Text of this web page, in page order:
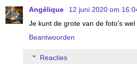
Angélique
12 juni 2020 om
Je kunt de grote van de foto's
Beantwoorden
Reacties